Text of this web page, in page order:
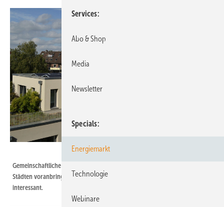
Gemeinschaftliche Versorgungsanlagen können die Energiewende in
Städten voranbringen. Sie sind vor allem für kleinere Mehrfamilienhäuser
interessant.
Services
Abo & Shop
Media
Newsletter
Specials
Energiemarkt
Technologie
Webinare